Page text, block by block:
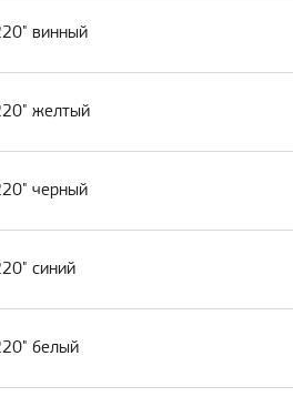
винный
желтый
черный
синий
белый